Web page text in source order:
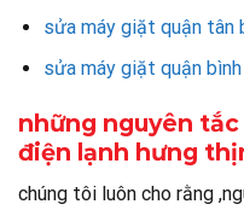
sửa máy giặt quận tân
sửa máy giặt quận
những nguyên
điện lạnh hưng
chúng tôi luôn cho rằng